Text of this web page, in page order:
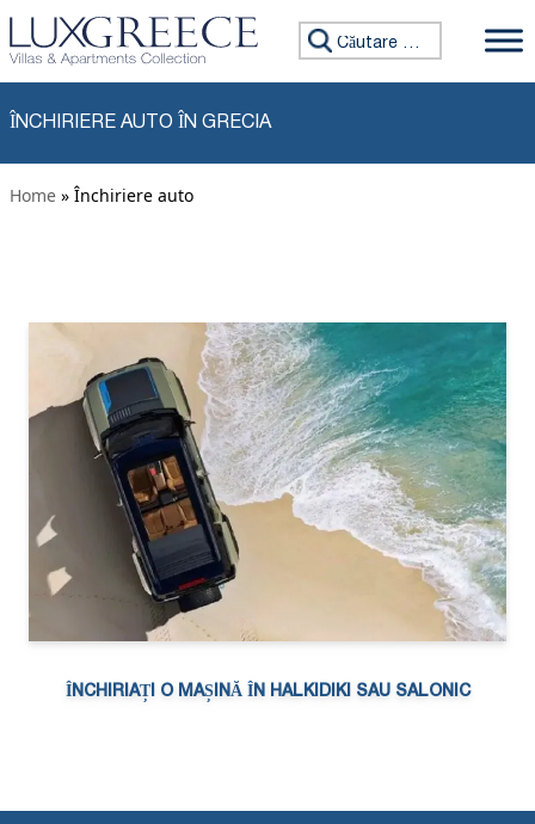
Sari la conținut
Caută:
ÎNCHIRIERE AUTO ÎN GRECIA
Home » Închiriere auto
ÎNCHIRIAȚI O MAȘINĂ ÎN HALKIDIKI SAU SALONIC